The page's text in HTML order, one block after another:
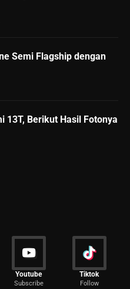
Semi Flagship dengan
13T, Berikut Hasil Fotonya
Youtube
Subscribe
Tiktok
Follow